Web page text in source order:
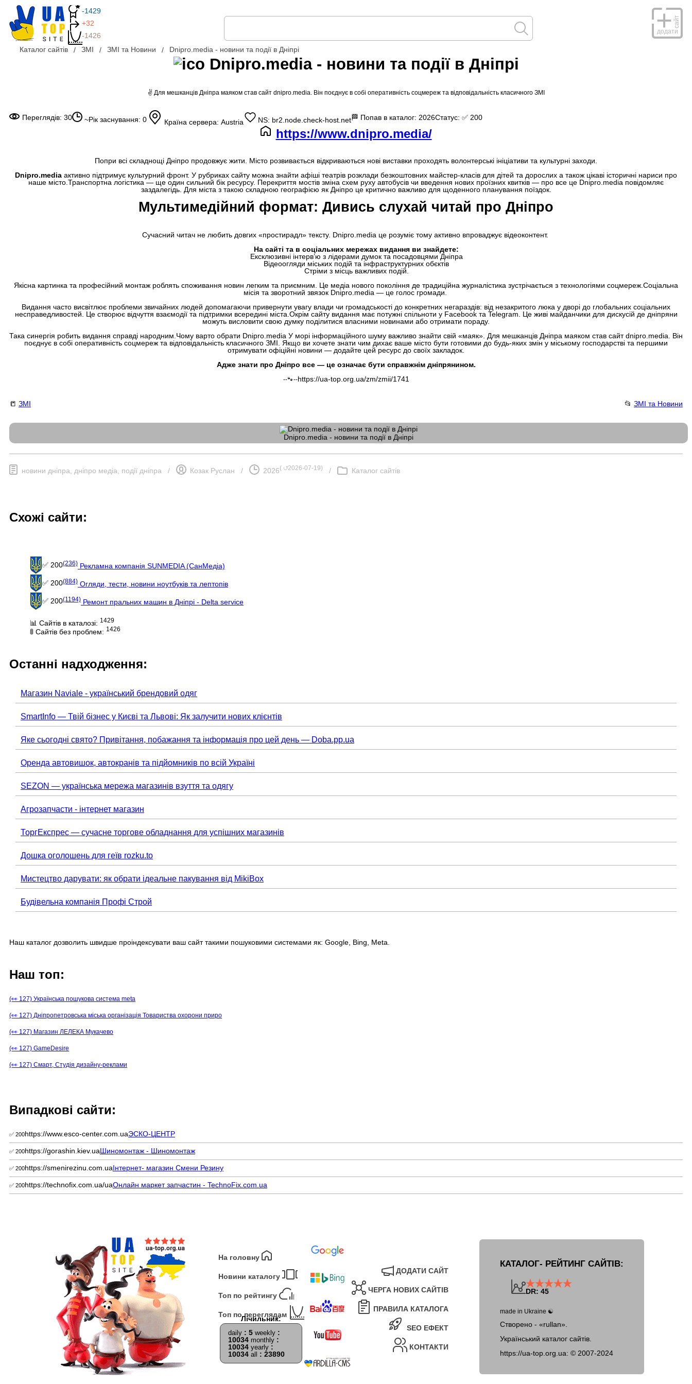
-1429
+32
-1426
додати
сайт
Каталог сайтів ЗМІ ЗМІ та Новини Dnipro.media - новини та події в Дніпрі
Dnipro.media - новини та події в Дніпрі
✌ Для мешканців Дніпра маяком став сайт dnipro.media. Він поєднує в собі оперативність соцмереж та відповідальність класичного ЗМІ
Переглядів: 30 ~Рік заснування: 0 Країна сервера: Austria NS: br2.node.check-host.net🏁 Попав в каталог: 2026Статус: ✅ 200
https://www.dnipro.media/
Попри всі складнощі Дніпро продовжує жити. Місто розвивається відкриваються нові виставки проходять волонтерські ініціативи та культурні заходи.
Dnipro.media активно підтримує культурний фронт. У рубриках сайту можна знайти афіші театрів розклади безкоштовних майстер-класів для дітей та дорослих а також цікаві історичні нариси про
наше місто.Транспортна логістика — ще один сильний бік ресурсу. Перекриття мостів зміна схем руху автобусів чи введення нових проїзних квитків — про все це Dnipro.media повідомляє
заздалегідь. Для міста з такою складною географією як Дніпро це критично важливо для щоденного планування поїздок.
Мультимедійний формат: Дивись слухай читай про Дніпро
Сучасний читач не любить довгих «простирадл» тексту. Dnipro.media це розуміє тому активно впроваджує відеоконтент.
На сайті та в соціальних мережах видання ви знайдете:
Ексклюзивні інтерв’ю з лідерами думок та посадовцями Дніпра
Відеоогляди міських подій та інфраструктурних обєктів
Стріми з місць важливих подій.
Якісна картинка та професійний монтаж роблять споживання новин легким та приємним. Це медіа нового покоління де традиційна журналістика зустрічається з технологіями соцмереж.Соціальна
місія та зворотний звязок Dnipro.media — це голос громади.
Видання часто висвітлює проблеми звичайних людей допомагаючи привернути увагу влади чи громадськості до конкретних негараздів: від незакритого люка у дворі до глобальних соціальних
несправедливостей. Це створює відчуття взаємодії та підтримки всередині міста.Окрім сайту видання має потужні спільноти у Facebook та Telegram. Це живі майданчики для дискусій де дніпряни
можуть висловити свою думку поділитися власними новинами або отримати пораду.
Така синергія робить видання справді народним.Чому варто обрати Dnipro.media У морі інформаційного шуму важливо знайти свій «маяк». Для мешканців Дніпра маяком став сайт dnipro.media. Він
поєднує в собі оперативність соцмереж та відповідальність класичного ЗМІ. Якщо ви хочете знати чим дихає ваше місто бути готовими до будь-яких змін у міському господарстві та першими
отримувати офіційні новини — додайте цей ресурс до своїх закладок.
Адже знати про Дніпро все — це означає бути справжнім дніпрянином.
--🐾--https://ua-top.org.ua/zm/zmii/1741
📒 ЗМІ 📂 ЗМІ та Новини
Dnipro.media - новини та події в Дніпрі
новини дніпра, дніпро медіа, події дніпра / Козак Руслан / 2026( ⮍2026-07-19) / Каталог сайтів
Схожі сайти:
✅ 200(236) Рекламна компанія SUNMEDIA (СанМедіа)
✅ 200(884) Огляди, тести, новини ноутбуків та лептопів
✅ 200(1194) Ремонт пральних машин в Дніпрі - Delta service
📊 Сайтів в каталозі: 1429
🚦 Сайтів без проблем: 1426
Останні надходження:
Магазин Naviale - український брендовий одяг
SmartInfo — Твій бізнес у Києві та Львові: Як залучити нових клієнтів
Яке сьогодні свято? Привітання, побажання та інформація про цей день — Doba.pp.ua
Оренда автовишок, автокранів та підйомників по всій Україні
SEZON — українська мережа магазинів взуття та одягу
Агрозапчасти - інтернет магазин
ТоргЕкспрес — сучасне торгове обладнання для успішних магазинів
Дошка оголошень для геїв rozku.to
Мистецтво дарувати: як обрати ідеальне пакування від MikiBox
Будівельна компанія Профі Строй
Наш каталог дозволить швидше проіндексувати ваш сайт такими пошуковими системами як: Google, Bing, Meta.
Наш топ:
(👀 127) Українська пошукова система meta
(👀 127) Дніпропетровська міська організація Товариства охорони приро
(👀 127) Магазин ЛЕЛЕКА Мукачево
(👀 127) GameDesire
(👀 127) Смарт, Студія дизайну-реклами
Випадкові сайти:
✅ 200https://www.esco-center.com.uaЭСКО-ЦЕНТР
✅ 200https://gorashin.kiev.uaШиномонтаж - Шиномонтаж
✅ 200https://smenirezinu.com.uaІнтернет- магазин Смени Резину
✅ 200https://technofix.com.ua/uaОнлайн маркет запчастин - TechnoFix.com.ua
На головну
Новини каталогу
Топ по рейтингу
Топ по переглядам
daily : 5 weekly :
10034 monthly :
10034 yearly :
10034 all : 23890
ДОДАТИ САЙТ
ЧЕРГА НОВИХ САЙТІВ
ПРАВИЛА КАТАЛОГА
SEO ЕФЕКТ
КОНТАКТИ
КАТАЛОГ- РЕЙТИНГ САЙТІВ:
DR: 45
made in Ukraine ☯
Створено - «rullan».
Український каталог сайтів.
https://ua-top.org.ua: © 2007-2024